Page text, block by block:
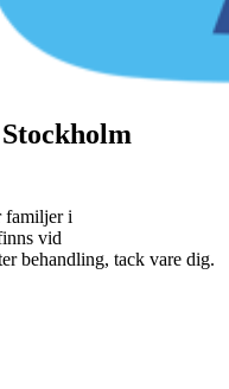
familjer i
vid
behandling, tack vare dig.